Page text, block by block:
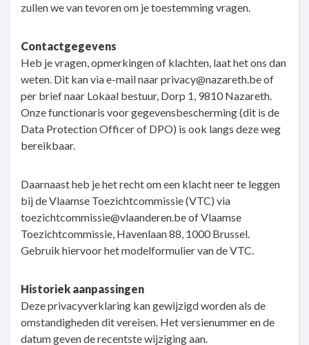
zullen we van tevoren om je toestemming vragen.
Contactgegevens
Heb je vragen, opmerkingen of klachten, laat het ons dan
weten. Dit kan via e-mail naar privacy@nazareth.be of
per brief naar Lokaal bestuur, Dorp 1, 9810 Nazareth.
Onze functionaris voor gegevensbescherming (dit is de
Data Protection Officer of DPO) is ook langs deze weg
bereikbaar.
Daarnaast heb je het recht om een klacht neer te leggen
bij de Vlaamse Toezichtcommissie (VTC) via
toezichtcommissie@vlaanderen.be of Vlaamse
Toezichtcommissie, Havenlaan 88, 1000 Brussel.
Gebruik hiervoor het modelformulier van de VTC.
Historiek aanpassingen
Deze privacyverklaring kan gewijzigd worden als de
omstandigheden dit vereisen. Het versienummer en de
datum geven de recentste wijziging aan.